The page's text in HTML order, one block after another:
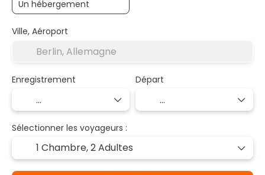
Ville, Aéroport
Enregistrement Départ
Sélectionner les voyageurs :
1 Chambre,2 Adultes